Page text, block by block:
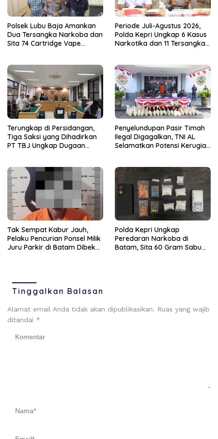
Polsek Lubu Baja Amankan
Dua Tersangka Narkoba dan
Sita 74 Cartridge Vape
Periode Juli-Agustus 2026,
Polda Kepri Ungkap 6 Kasus
Narkotika dan 11 Tersangka
Terungkap di Persidangan,
Tiga Saksi yang Dihadirkan
PT TBJ Ungkap Dugaan
di Lingga
Penyelundupan Pasir Timah
Ilegal Digagalkan, TNI AL
Selamatkan Potensi Kerugian
Tak Sempat Kabur Jauh,
Pelaku Pencurian Ponsel Milik
Juru Parkir di Batam Dibekuk
Polda Kepri Ungkap
Peredaran Narkoba di
Batam, Sita 60 Gram Sabu
Tinggalkan Balasan
Alamat email Anda tidak akan dipublikasikan. Ruas yang wajib
ditandai *